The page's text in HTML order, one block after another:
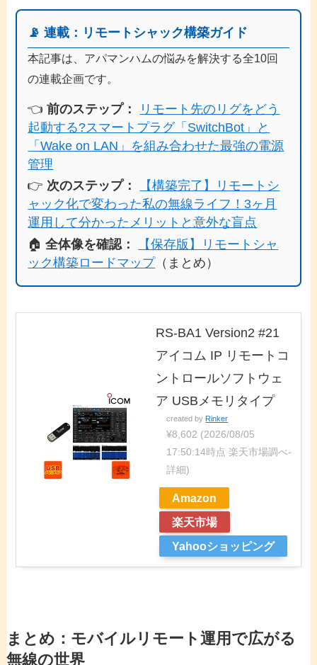
📡 連載：リモートシャック構築ガイド
本記事は、アパマンハムの悩みを解決する全10回
の連載企画です。
👈前のステップ：
リモート先のリグをどう
起動する?スマートプラグ「SwitchBot」と
「Wake on LAN」を組み合わせた最強の電源
管理
👉 次のステップ：
【構築完了】リモートシ
ャック化で変わった私の無線ライフ！3ヶ月
運用して分かったメリットと意外な盲点
🏠全体像を確認： 【保存版】
リモートシャ
ック構築ロードマップ（まとめ）
RS-BA1 Version2 #21
アイコム IP リモートコ
ントロールソフトウェ
ア USBメモリタイプ
created by Rinker
¥8,602 (2026/08/05
17:50:14時点 楽天市場調べ-
詳細)
Amazon
楽天市場
Yahooショッピング
まとめ：モバイルリモート運用で広がる
無線の世界